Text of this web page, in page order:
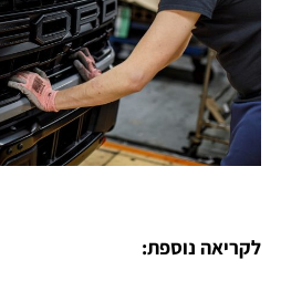
לקריאה נוספת: